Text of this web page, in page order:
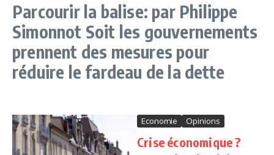
Parcourir la balise: par Philippe
Simonnot Soit les gouvernements
prennent des mesures pour
réduire le fardeau de la dette
Economie Opinions
Crise économique ?